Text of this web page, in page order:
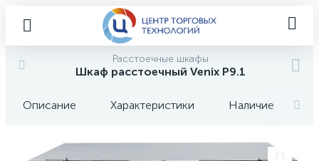
Расстоечные шкафы
Шкаф расстоечный Venix P9.1
Описание Характеристики Наличие